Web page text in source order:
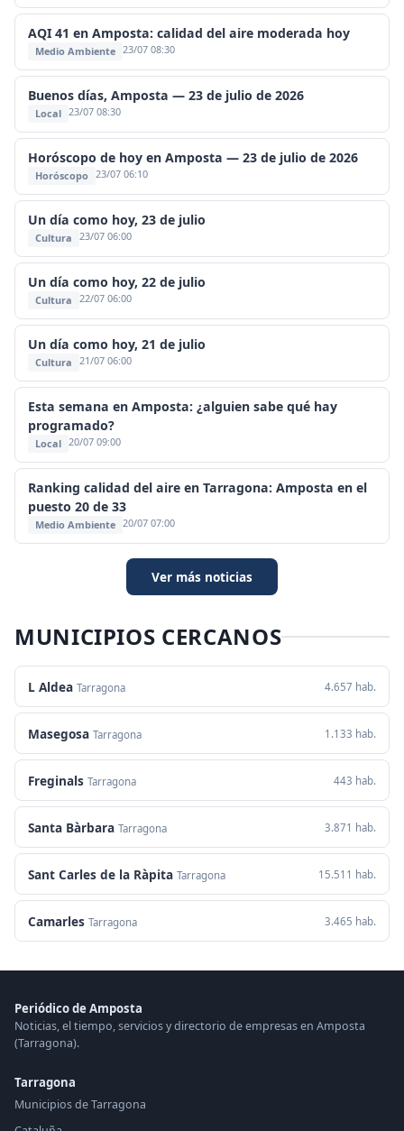
AQI 41 en Amposta: calidad del aire moderada hoy
Medio Ambiente 23/07 08:30
Buenos días, Amposta — 23 de julio de 2026
Local 23/07 08:30
Horóscopo de hoy en Amposta — 23 de julio de 2026
Horóscopo 23/07 06:10
Un día como hoy, 23 de julio
Cultura 23/07 06:00
Un día como hoy, 22 de julio
Cultura 22/07 06:00
Un día como hoy, 21 de julio
Cultura 21/07 06:00
Esta semana en Amposta: ¿alguien sabe qué hay
programado?
Local 20/07 09:00
Ranking calidad del aire en Tarragona: Amposta en el
puesto 20 de 33
Medio Ambiente 20/07 07:00
Ver más noticias
MUNICIPIOS CERCANOS
L Aldea Tarragona 4.657 hab.
Masegosa Tarragona 1.133 hab.
Freginals Tarragona 443 hab.
Santa Bàrbara Tarragona 3.871 hab.
Sant Carles de la Ràpita Tarragona 15.511 hab.
Camarles Tarragona 3.465 hab.
Periódico de Amposta
Noticias, el tiempo, servicios y directorio de empresas en Amposta
(Tarragona).
Tarragona
Municipios de Tarragona